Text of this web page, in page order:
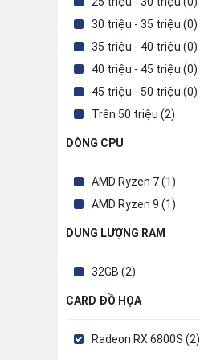
30 triệu - 35 triệu (0)
35 triệu - 40 triệu (0)
40 triệu - 45 triệu (0)
45 triệu - 50 triệu (0)
Trên 50 triệu (2)
DÒNG CPU
AMD Ryzen 7 (1)
AMD Ryzen 9 (1)
DUNG LƯỢNG RAM
32GB (2)
CARD ĐỒ HỌA
Radeon RX 6800S (2)